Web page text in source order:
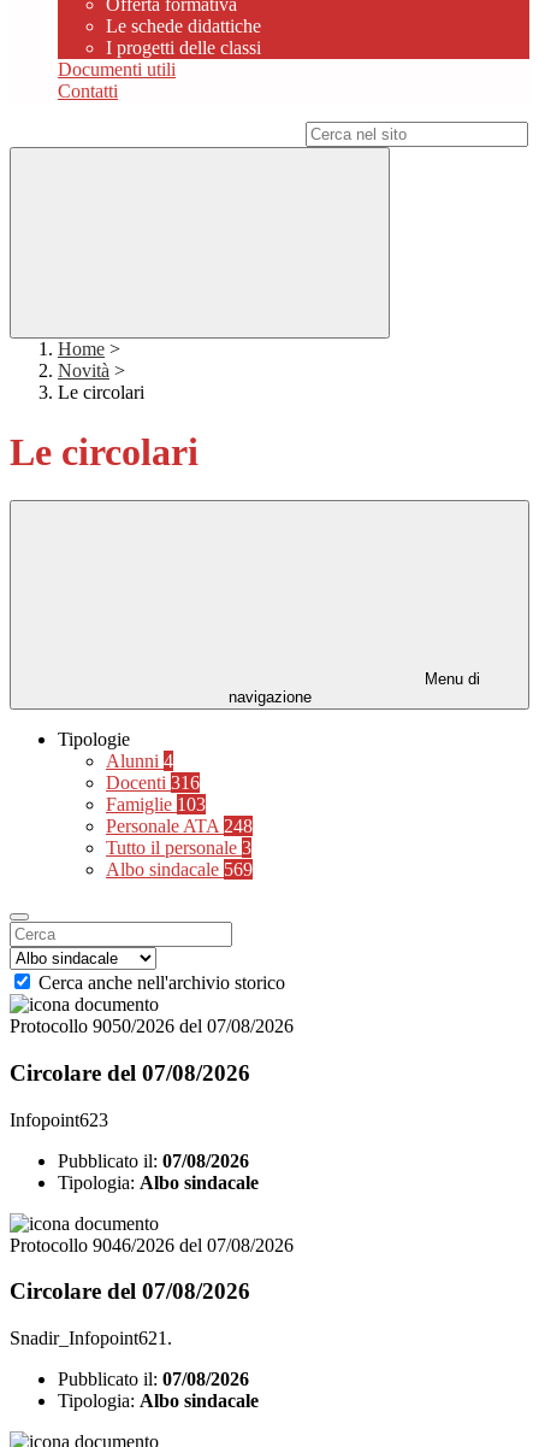
Offerta formativa
Le schede didattiche
I progetti delle classi
Documenti utili
Contatti
Home >
Novità >
Le circolari
Le circolari
Menu di
navigazione
Tipologie
Alunni 4
Docenti 316
Famiglie 103
Personale ATA 248
Tutto il personale 3
Albo sindacale 569
Cerca anche nell'archivio storico
Protocollo 9050/2026 del 07/08/2026
Circolare del 07/08/2026
Infopoint623
Pubblicato il: 07/08/2026
Tipologia: Albo sindacale
Protocollo 9046/2026 del 07/08/2026
Circolare del 07/08/2026
Snadir_Infopoint621.
Pubblicato il: 07/08/2026
Tipologia: Albo sindacale